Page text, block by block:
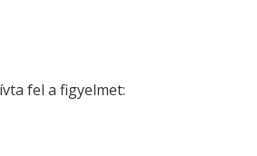
fel a figyelmet: